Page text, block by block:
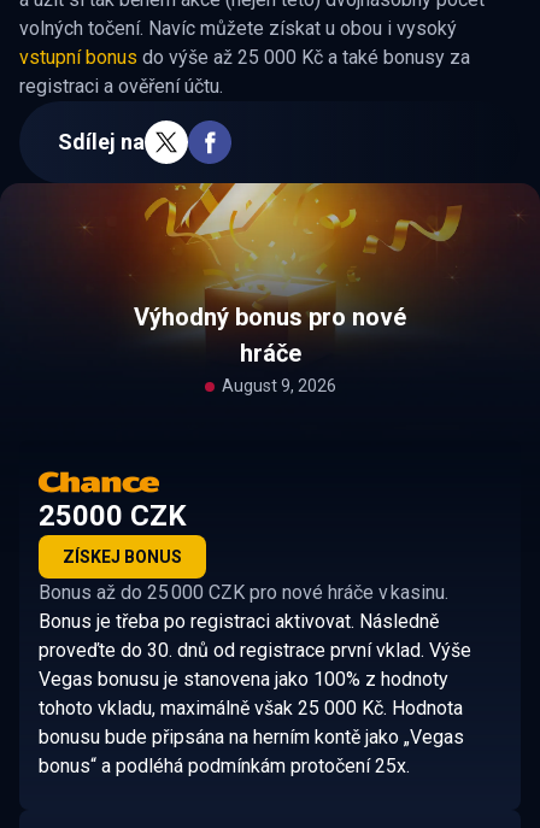
volných točení. Navíc můžete získat u obou i vysoký
vstupní bonus do výše až 25 000 Kč a také bonusy za
registraci a ověření účtu.
Sdílej na
Výhodný bonus pro nové
hráče
August 9, 2026
25000 CZK
ZÍSKEJ BONUS
Bonus až do 25 000 CZK pro nové hráče v kasinu.
Bonus je třeba po registraci aktivovat. Následně
proveďte do 30. dnů od registrace první vklad. Výše
Vegas bonusu je stanovena jako 100% z hodnoty
tohoto vkladu, maximálně však 25 000 Kč. Hodnota
bonusu bude připsána na herním kontě jako „Vegas
bonus“ a podléhá podmínkám protočení 25x.